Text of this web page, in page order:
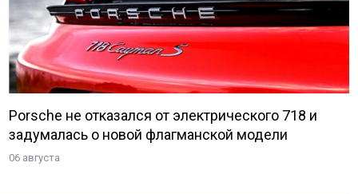
Porsche не отказался от электрического 718 и
задумалась о новой флагманской модели
06 августа